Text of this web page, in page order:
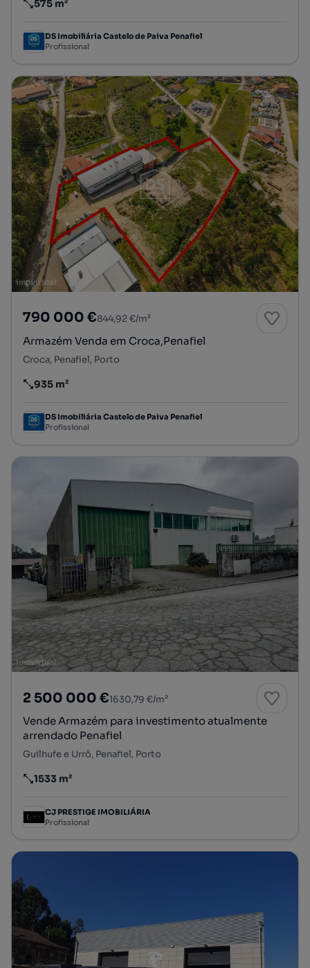
Preço por metro quadrado
575 m²
DS Imobiliária Castelo de Paiva Penafiel
Profissional
790 000 €844,92 €/m²
Armazém Venda em Croca,Penafiel
Croca, Penafiel, Porto
Preço por metro quadrado
935 m²
DS Imobiliária Castelo de Paiva Penafiel
Profissional
2 500 000 €1630,79 €/m²
Vende Armazém para investimento atualmente
arrendado Penafiel
Guilhufe e Urrô, Penafiel, Porto
Preço por metro quadrado
1533 m²
CJ PRESTIGE IMOBILIÁRIA
Profissional